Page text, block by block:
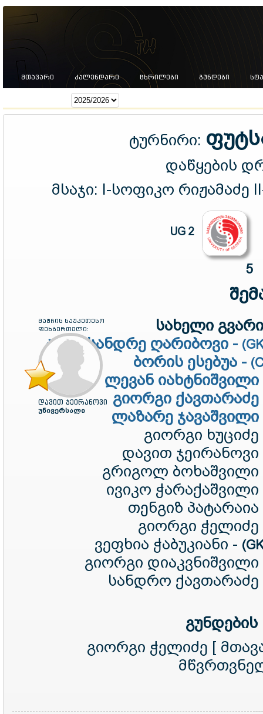
ᲛᲗᲐᲕᲐᲠᲘ ᲙᲐᲚᲔᲜᲓᲐᲠᲘ ᲪᲮᲠᲘᲚᲔᲑᲘ ᲒᲣᲜᲓᲔᲑᲘ
ტურნირი:
დაწყების
მსაჯი: I-სოფიკო რიჟამაძე
UG 2
5
მატჩის საუკეთესო
ფეხბურთელი:
დავით ჯეირანოვი
უნივერსალი
სახელი
ალექსანდრე ღარიბოვი -
ბორის ესებუა -
ლევან
გიორგი
ლაზარე
გიორგი
დავით
გრიგოლ
ივიკო
თენგიზ
გიორგი
ვეფხია ჭაბუკიანი -
გიორგი
სანდრო
გიორგი ჭელიძე [